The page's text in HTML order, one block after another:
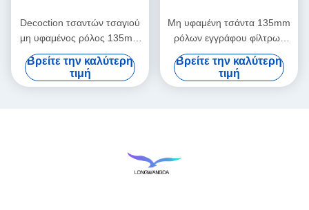
Decoction τσαντών τσαγιού
μη υφαμένος ρόλος 135mm
εγγράφου φίλτρων αέρα
τσαντών
Βρείτε την καλύτερη
τιμή
Μη υφαμένη τσάντα 135mm
ρόλων εγγράφου φίλτρων
ιατρικής Footbath κινεζική
Βρείτε την καλύτερη
τιμή